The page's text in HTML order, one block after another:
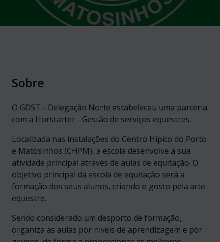
Sobre
O GDST - Delegação Norte estabeleceu uma parceria
com a Horstarter - Gestão de serviços equestres.
Localizada nas instalações do Centro Hípico do Porto
e Matosinhos (CHPM), a escola desenvolve a sua
atividade principal através de aulas de equitação. O
objetivo principal da escola de equitação será a
formação dos seus alunos, criando o gosto pela arte
equestre.
Sendo considerado um desporto de formação,
organiza as aulas por níveis de aprendizagem e por